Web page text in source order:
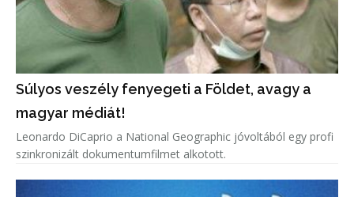
Súlyos veszély fenyegeti a Földet, avagy a
magyar médiát!
Leonardo DiCaprio a National Geographic jóvoltából egy profi
szinkronizált dokumentumfilmet alkotott.